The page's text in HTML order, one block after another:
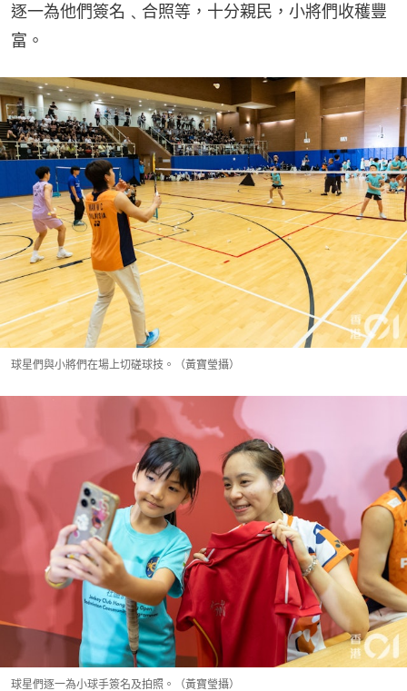
逐一為他們簽名﹑合照等，十分親民，小將們收穫豐
富。
球星們與小將們在場上切磋球技。（黃寶瑩攝）
球星們逐一為小球手簽名及拍照。（黃寶瑩攝）